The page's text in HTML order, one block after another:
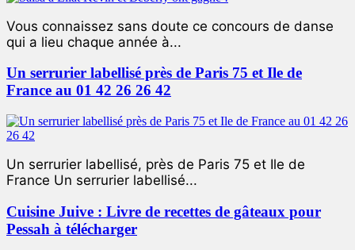
Vous connaissez sans doute ce concours de danse
qui a lieu chaque année à...
Un serrurier labellisé près de Paris 75 et Ile de
France au 01 42 26 26 42
Un serrurier labellisé, près de Paris 75 et Ile de
France Un serrurier labellisé...
Cuisine Juive : Livre de recettes de gâteaux pour
Pessah à télécharger